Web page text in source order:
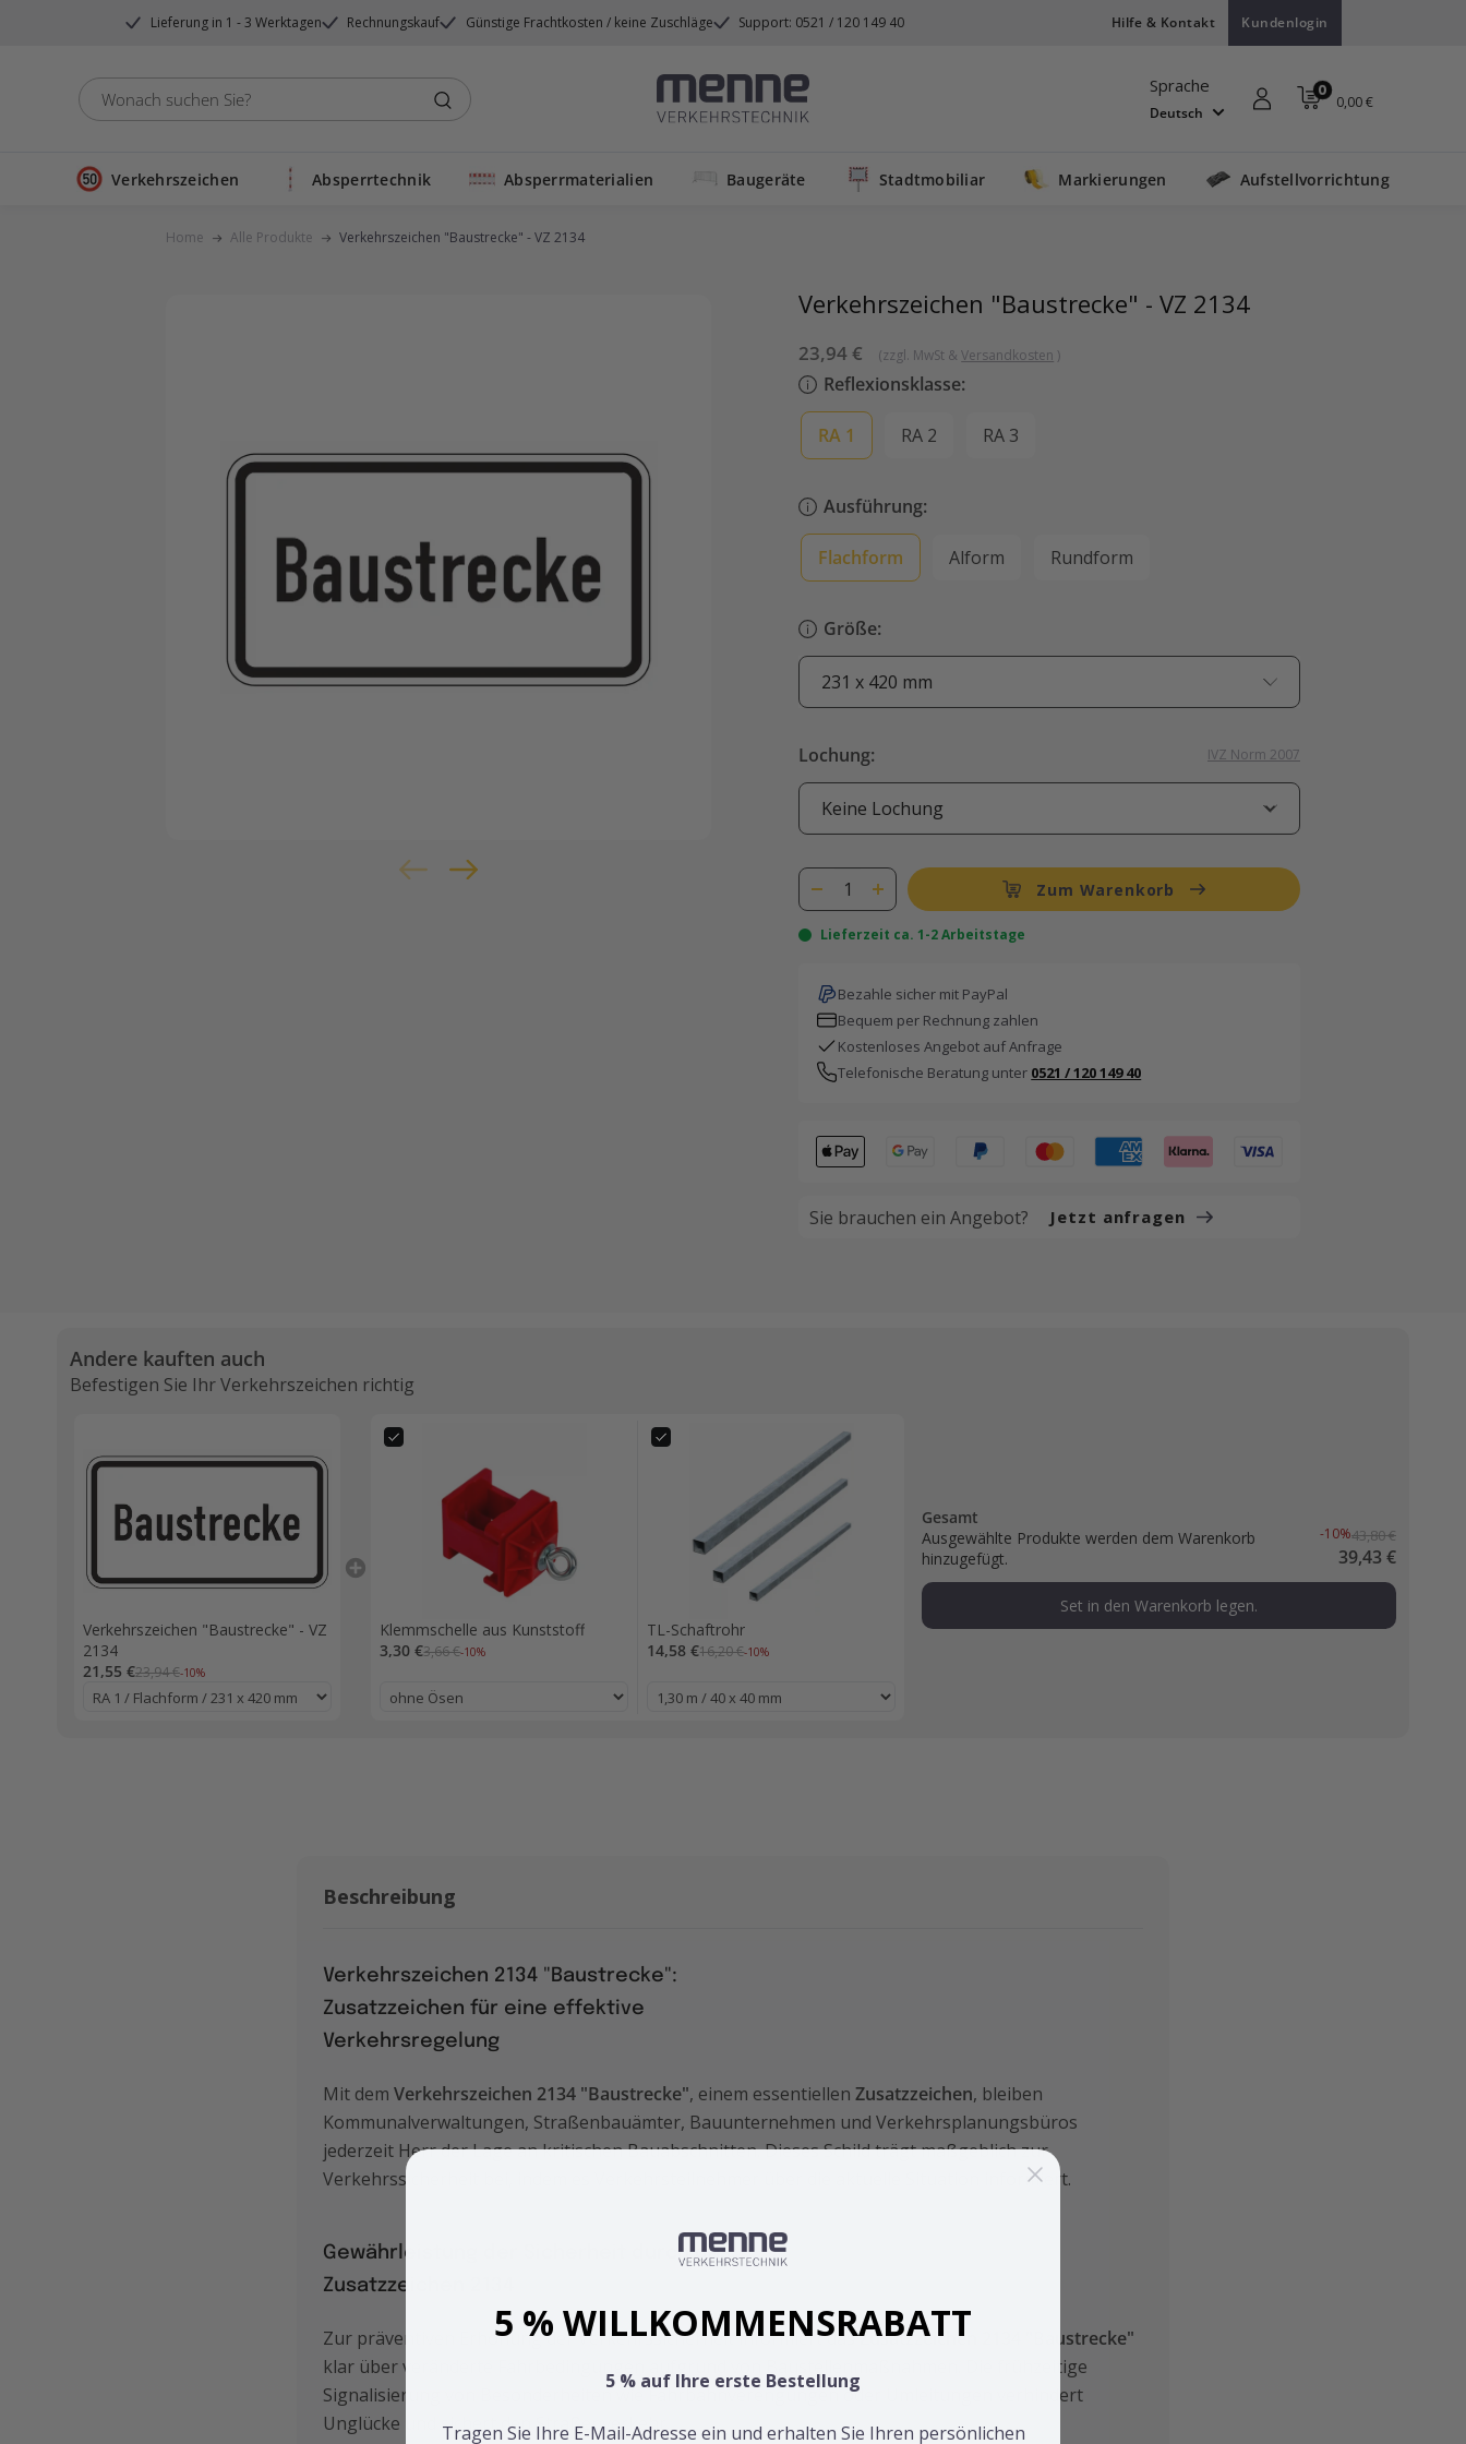
Lieferung in 1 - 3 Werktagen Rechnungskauf Günstige Frachtkosten / keine Zuschläge Support: 0521 / 120 149 40 Hilfe & Kontakt Kundenlogin
Menne
Verkehrstechnik
Sprache
Deutsch
0
0,00 €
Verkehrszeichen Absperrtechnik Absperrmaterialien Baugeräte Stadtmobiliar Markierungen Aufstellvorrichtung
Home Alle Produkte Verkehrszeichen "Baustrecke" - VZ 2134
Verkehrszeichen "Baustrecke" - VZ 2134
Sonderpreis
23,94 € (zzgl. MwSt &Versandkosten )
Reflexionsklasse:
RA 1 RA 2 RA 3
Ausführung:
Flachform Alform Rundform
Größe:
Lochung: IVZ Norm 2007
Zum Warenkorb
Lieferzeit ca. 1-2 Arbeitstage
Bezahle sicher mit PayPal
Bequem per Rechnung zahlen
Kostenloses Angebot auf Anfrage
Telefonische Beratung unter 0521 / 120 149 40
Sie brauchen ein Angebot? Jetzt anfragen
Andere kauften auch
Befestigen Sie Ihr Verkehrszeichen richtig
Verkehrszeichen "Baustrecke" - VZ
2134
21,55 €23,94 €-10%
Klemmschelle aus Kunststoff
3,30 €3,66 €-10%
TL-Schaftrohr
14,58 €16,20 €-10%
Gesamt
Ausgewählte Produkte werden dem Warenkorb
hinzugefügt.
-10%43,80 €
39,43 €
Set in den Warenkorb legen.
Beschreibung
Verkehrszeichen 2134 "Baustrecke":
Zusatzzeichen für eine effektive
Verkehrsregelung
Mit dem Verkehrszeichen 2134 "Baustrecke", einem essentiellen Zusatzzeichen, bleiben
Kommunalverwaltungen, Straßenbauämter, Bauunternehmen und Verkehrsplanungsbüros
jederzeit Herr der Lage an kritischen Bauabschnitten. Dieses Schild trägt maßgeblich zur
Verkehrssicherheit bei, indem es Verkehrsteilnehmer über die aktuelle Situation informiert.
Gewährleistung der Sicherheit durch das
Zusatzzeichen 2134
Zur präventiven Erhöhung der Verkehrssicherheit informiert dasZusatzzeichen 2134 "Baustrecke"
klar über veränderte Fahrbedingungen aufgrund von Baustellenmaßnahmen. Die frühzeitige
Signalisierung von Besonderheiten wie Fahrbahnverengungen oder Umleitungen verhindert
Unglücke und sichert den Straßenverkehr.
5 % WILLKOMMENSRABATT
5 % auf Ihre erste Bestellung
Tragen Sie Ihre E-Mail-Adresse ein und erhalten Sie Ihren persönlichen